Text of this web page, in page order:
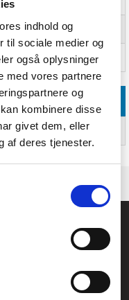
indhold og
til sociale medier og
også oplysninger
med vores partnere
og
kombinere disse
givet dem, eller
af deres tjenester.